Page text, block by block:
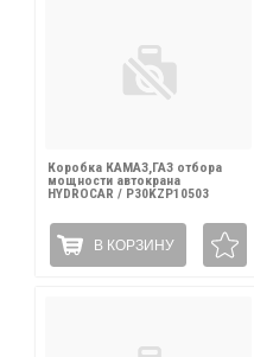
Коробка КАМАЗ,ГАЗ отбора
мощности автокрана
HYDROCAR / P30KZP10503
В КОРЗИНУ